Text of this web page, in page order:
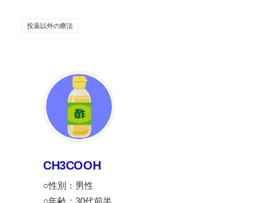
投薬以外の療法
CH3COOH
○性別：男性
○年齢：30代前半